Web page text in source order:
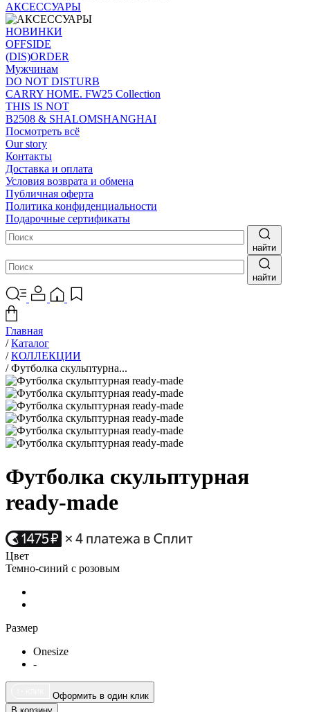
АКСЕССУАРЫ
НОВИНКИ
OFFSIDE
(DIS)ORDER
Мужчинам
DO NOT DISTURB
CARRY HOME. FW25 Collection
THIS IS NOT
B2508 & SHALOMSHANGHAI
Посмотреть всё
Our story
Контакты
Доставка и оплата
Условия возврата и обмена
Публичная оферта
Политика конфиденциальности
Подарочные сертификаты
найти
найти
Главная
/ Каталог
/ КОЛЛЕКЦИИ
/ Футболка скульптурна...
Футболка скульптурная
ready-made
Цвет
Темно-синий с розовым
Размер
Onesize
-
Оформить в один клик